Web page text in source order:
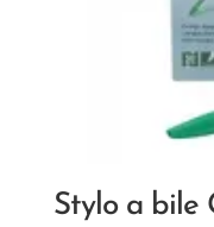
Stylo a bile